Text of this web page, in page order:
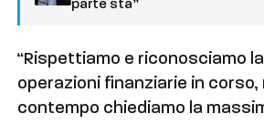
parte sta”
“Rispettiamo e riconosciamo
operazioni finanziarie in corso,
contempo chiediamo la